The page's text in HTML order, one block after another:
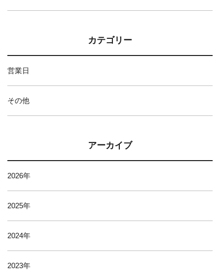
カテゴリー
営業日
その他
アーカイブ
2026
2025
2024
2023